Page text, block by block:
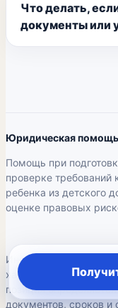
Что делать,
документы или
Юридическая помощь
Помощь при
проверке требований
ребенка из детского
оценке правовых
Информация на
характер и не
позиция
документов, сроков и